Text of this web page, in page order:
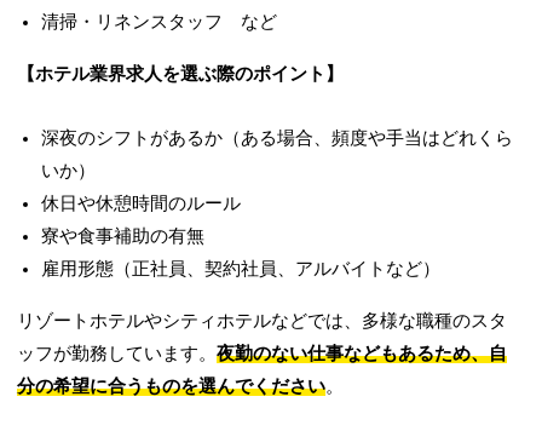
清掃・リネンスタッフ など
【ホテル業界求人を選ぶ際のポイント】
深夜のシフトがあるか（ある場合、頻度や手当はどれくら
いか）
休日や休憩時間のルール
寮や食事補助の有無
雇用形態（正社員、契約社員、アルバイトなど）
リゾートホテルやシティホテルなどでは、多様な職種のスタ
ッフが勤務しています。夜勤のない仕事などもあるため、自
分の希望に合うものを選んでください。